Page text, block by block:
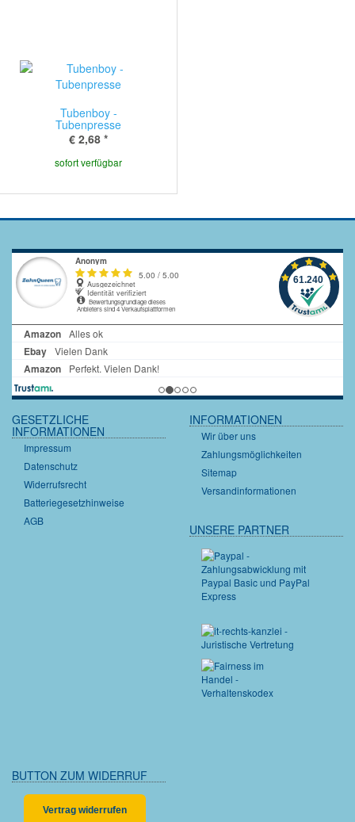
Tubenboy -
Tubenpresse
€ 2,68 *
sofort verfügbar
GESETZLICHE
INFORMATIONEN
Impressum
Datenschutz
Widerrufsrecht
Batteriegesetzhinweise
AGB
INFORMATIONEN
Wir über uns
Zahlungsmöglichkeiten
Sitemap
Versandinformationen
UNSERE PARTNER
BUTTON ZUM WIDERRUF
Vertrag widerrufen